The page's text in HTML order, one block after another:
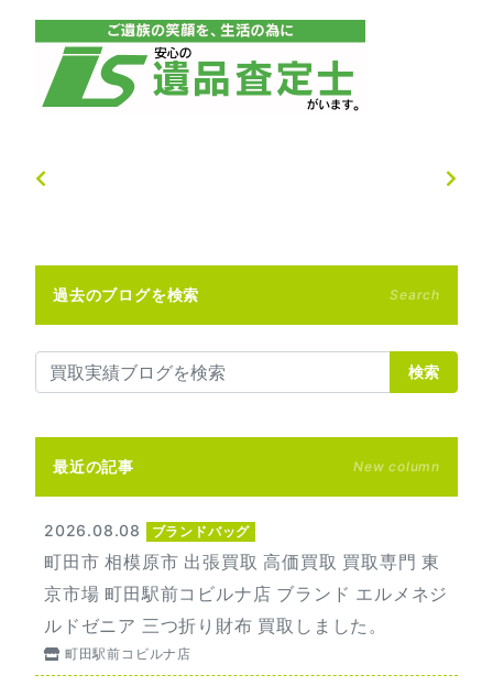
過去のブログを検索 Search
検索
最近の記事 New column
2026.08.08 ブランドバッグ
町田市 相模原市 出張買取 高価買取 買取専門 東
京市場 町田駅前コビルナ店 ブランド エルメネジ
ルドゼニア 三つ折り財布 買取しました。
町田駅前コビルナ店